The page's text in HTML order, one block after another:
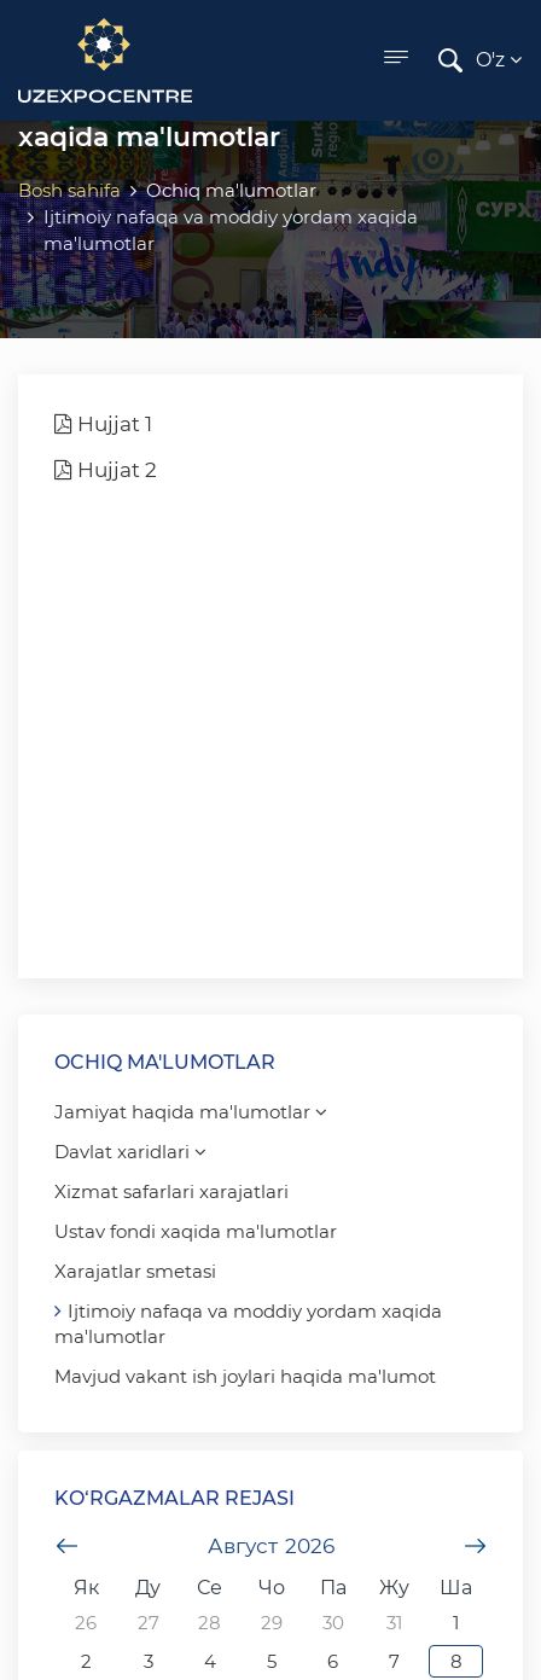
menu
O'z
Ijtimoiy nafaqa va moddiy yordam
xaqida ma'lumotlar
Bosh sahifa
Ochiq ma'lumotlar
Ijtimoiy nafaqa va moddiy yordam xaqida
ma'lumotlar
Hujjat 1
Hujjat 2
OCHIQ MA'LUMOTLAR
Jamiyat haqida ma'lumotlar
Davlat xaridlari
Xizmat safarlari xarajatlari
Ustav fondi xaqida ma'lumotlar
Xarajatlar smetasi
Ijtimoiy nafaqa va moddiy yordam xaqida
ma'lumotlar
Mavjud vakant ish joylari haqida ma'lumot
KO‘RGAZMALAR REJASI
Август 2026
Як
Ду Се Чо Па Жу
Ша
26
27 28 29 30 31
1
2
3 4 5 6 7
8